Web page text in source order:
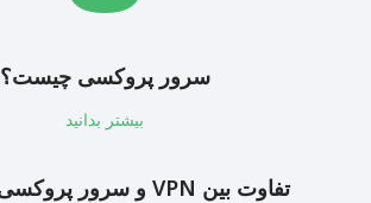
سرور پروکسی چیست؟
بیشتر بدانید
تفاوت بین VPN و سرور پروکسی چیست؟